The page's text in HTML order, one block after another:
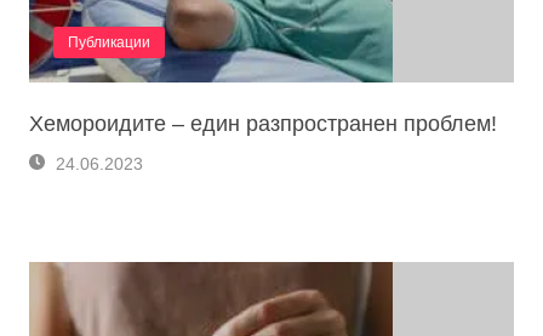
Публикации
Хемороидите – един разпространен проблем!
24.06.2023